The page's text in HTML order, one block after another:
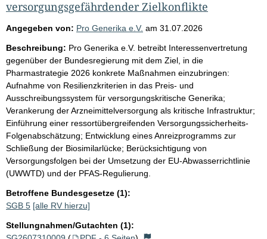
versorgungsgefährdender Zielkonflikte
Angegeben von: Pro Generika e.V. am 31.07.2026
Beschreibung: Pro Generika e.V. betreibt Interessenvertretung
gegenüber der Bundesregierung mit dem Ziel, in die
Pharmastrategie 2026 konkrete Maßnahmen einzubringen:
Aufnahme von Resilienzkriterien in das Preis- und
Ausschreibungssystem für versorgungskritische Generika;
Verankerung der Arzneimittelversorgung als kritische Infrastruktur;
Einführung einer ressortübergreifenden Versorgungssicherheits-
Folgenabschätzung; Entwicklung eines Anreizprogramms zur
Schließung der Biosimilarlücke; Berücksichtigung von
Versorgungsfolgen bei der Umsetzung der EU-Abwasserrichtlinie
(UWWTD) und der PFAS-Regulierung.
Betroffene Bundesgesetze (1):
SGB 5 [alle RV hierzu]
Stellungnahmen/Gutachten (1):